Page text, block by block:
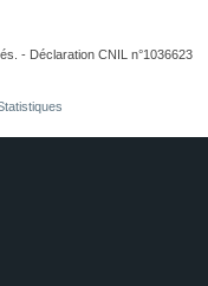
- Déclaration CNIL n°1036623